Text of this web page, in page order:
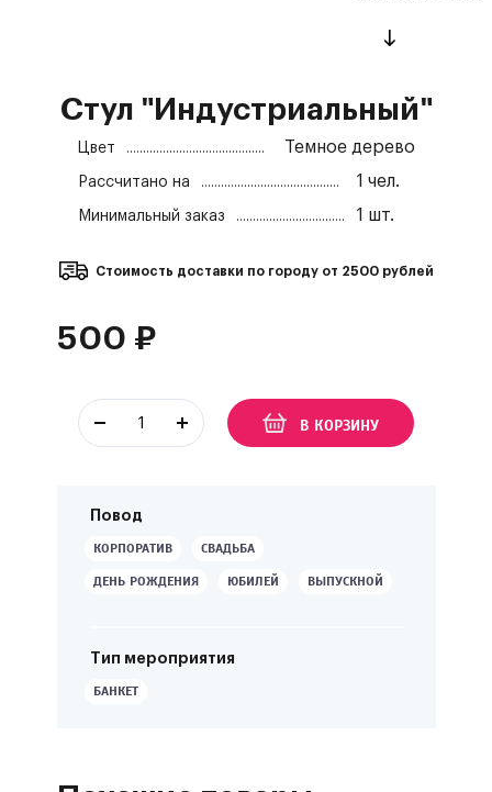
Повод
КОРПОРАТИВ СВАДЬБА
ДЕНЬ РОЖДЕНИЯ ЮБИЛЕЙ ВЫПУСКНОЙ
Тип мероприятия
БАНКЕТ
Стул "Индустриальный"
Цвет Темное дерево
Рассчитано на 1 чел.
Минимальный заказ 1 шт.
Стоимость доставки по городу от 2500рублей
500 ₽
В КОРЗИНУ